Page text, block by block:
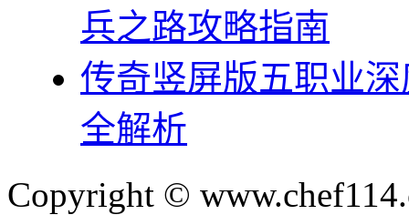
兵之路攻略指南
传奇竖屏版五职业
全解析
Copyright ©